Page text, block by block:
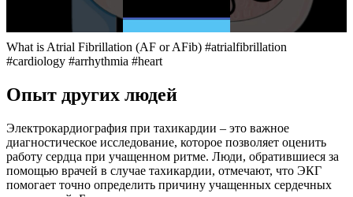
What is Atrial Fibrillation (AF or AFib) #atrialfibrillation
#cardiology #arrhythmia #heart
Опыт других людей
Электрокардиография при тахикардии – это важное
диагностическое исследование, которое позволяет оценить
работу сердца при учащенном ритме. Люди, обратившиеся за
помощью врачей в случае тахикардии, отмечают, что ЭКГ
помогает точно определить причину учащенных сердечных